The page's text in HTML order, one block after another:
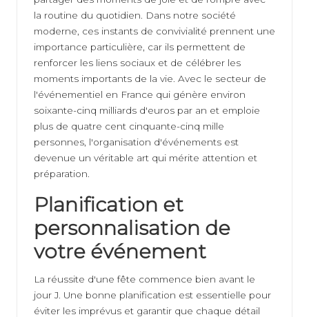
la routine du quotidien. Dans notre société
moderne, ces instants de convivialité prennent une
importance particulière, car ils permettent de
renforcer les liens sociaux et de célébrer les
moments importants de la vie. Avec le secteur de
l'événementiel en France qui génère environ
soixante-cinq milliards d'euros par an et emploie
plus de quatre cent cinquante-cinq mille
personnes, l'organisation d'événements est
devenue un véritable art qui mérite attention et
préparation.
Planification et
personnalisation de
votre événement
La réussite d'une fête commence bien avant le
jour J. Une bonne planification est essentielle pour
éviter les imprévus et garantir que chaque détail